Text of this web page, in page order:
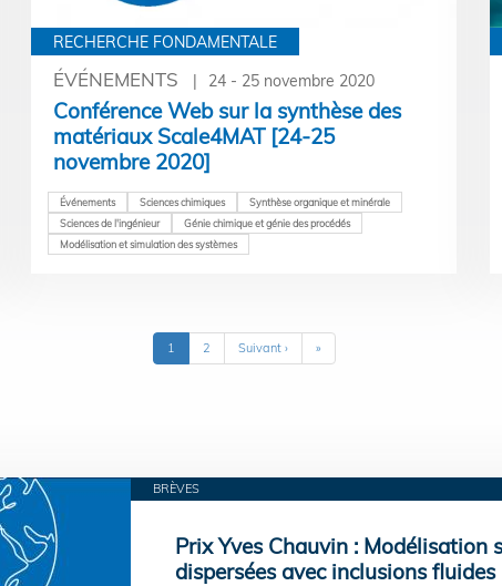
RECHERCHE FONDAMENTALE
ÉVÉNEMENTS 24 - 25 novembre 2020
Conférence Web sur la synthèse des
matériaux Scale4MAT [24-25
novembre 2020]
Événements Sciences chimiques
Synthèse organique et minérale
Sciences de l'ingénieur
Génie chimique et génie des procédés
Modélisation et simulation des systèmes
Page
courante
1 Page
2
Page
suivante
Suivant ›
Dernière
page
»
BRÈVES
Prix Yves Chauvin : Modélisation
dispersées avec inclusions fluides